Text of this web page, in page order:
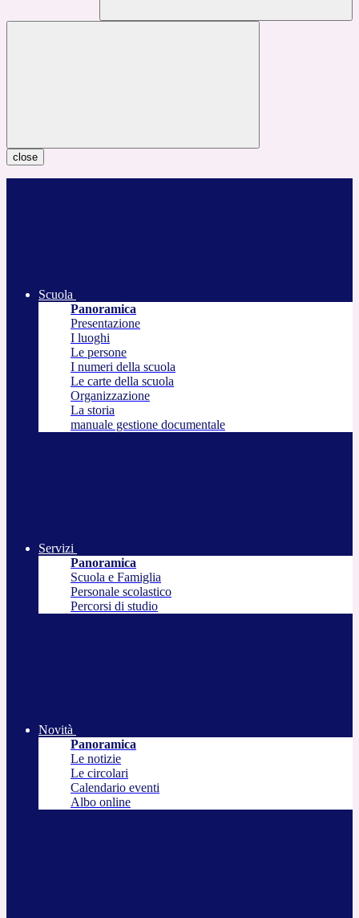
close
Scuola
Panoramica
Presentazione
I luoghi
Le persone
I numeri della scuola
Le carte della scuola
Organizzazione
La storia
manuale gestione documentale
Servizi
Panoramica
Scuola e Famiglia
Personale scolastico
Percorsi di studio
Novità
Panoramica
Le notizie
Le circolari
Calendario eventi
Albo online